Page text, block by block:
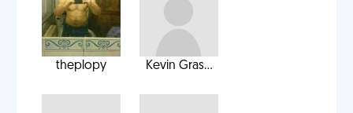
theplopy Kevin Gras...